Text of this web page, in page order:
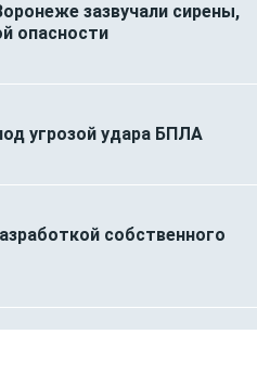
зазвучали сирены,
опасности
угрозой удара БПЛА
собственного